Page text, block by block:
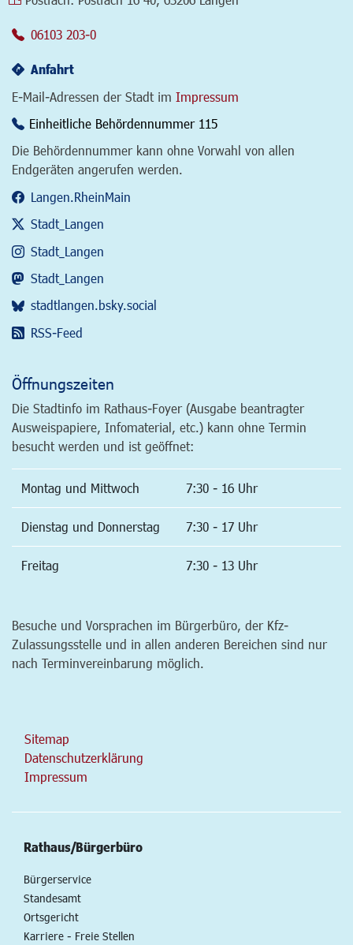
06103 203-0
Anfahrt
E-Mail-Adressen der Stadt im Impressum
Einheitliche Behördennummer 115
Die Behördennummer kann ohne Vorwahl von allen
Endgeräten angerufen werden.
Langen.RheinMain
Stadt_Langen
Stadt_Langen
Stadt_Langen
stadtlangen.bsky.social
RSS-Feed
Öffnungszeiten
Die Stadtinfo im Rathaus-Foyer (Ausgabe beantragter
Ausweispapiere, Infomaterial, etc.) kann ohne Termin
besucht werden und ist geöffnet:
Montag und Mittwoch 7:30 - 16 Uhr
Dienstag und Donnerstag 7:30 - 17 Uhr
Freitag 7:30 - 13 Uhr
Besuche und Vorsprachen im Bürgerbüro, der Kfz-
Zulassungsstelle und in allen anderen Bereichen sind nur
nach Terminvereinbarung möglich.
Sitemap
Datenschutzerklärung
Impressum
Rathaus/Bürgerbüro
Bürgerservice
Standesamt
Ortsgericht
Karriere - Freie Stellen